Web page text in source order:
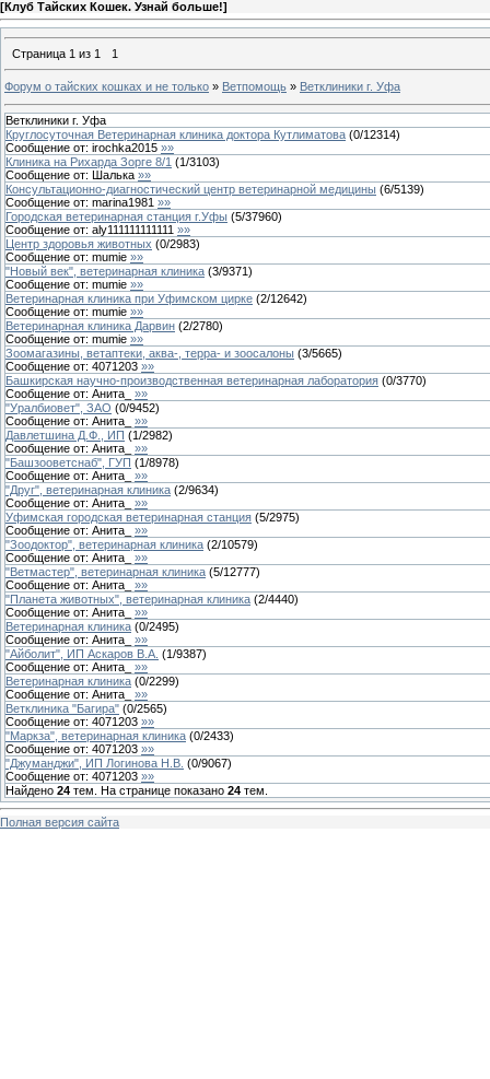
[Клуб Тайских Кошек. Узнай больше!]
Страница 1 из 1 1
Форум о тайских кошках и не только » Ветпомощь » Ветклиники г. Уфа
Ветклиники г. Уфа
Круглосуточная Ветеринарная клиника доктора Кутлиматова (0/12314)
Сообщение от: irochka2015 »»
Клиника на Рихарда Зорге 8/1 (1/3103)
Сообщение от: Шалька »»
Консультационно-диагностический центр ветеринарной медицины (6/5139)
Сообщение от: marina1981 »»
Городская ветеринарная станция г.Уфы (5/37960)
Сообщение от: aly111111111111 »»
Центр здоровья животных (0/2983)
Сообщение от: mumie »»
"Новый век", ветеринарная клиника (3/9371)
Сообщение от: mumie »»
Ветеринарная клиника при Уфимском цирке (2/12642)
Сообщение от: mumie »»
Ветеринарная клиника Дарвин (2/2780)
Сообщение от: mumie »»
Зоомагазины, ветаптеки, аква-, терра- и зоосалоны (3/5665)
Сообщение от: 4071203 »»
Башкирская научно-производственная ветеринарная лаборатория (0/3770)
Сообщение от: Анита_
»»
"Уралбиовет", ЗАО (0/9452)
Сообщение от: Анита_
»»
Давлетшина Д.Ф., ИП (1/2982)
Сообщение от: Анита_
»»
"Башзооветснаб", ГУП (1/8978)
Сообщение от: Анита_
»»
"Друг", ветеринарная клиника (2/9634)
Сообщение от: Анита_
»»
Уфимская городская ветеринарная станция (5/2975)
Сообщение от: Анита_
»»
"Зоодоктор", ветеринарная клиника (2/10579)
Сообщение от: Анита_
»»
"Ветмастер", ветеринарная клиника (5/12777)
Сообщение от: Анита_
»»
"Планета животных", ветеринарная клиника (2/4440)
Сообщение от: Анита_
»»
Ветеринарная клиника (0/2495)
Сообщение от: Анита_
»»
"Айболит", ИП Аскаров В.А. (1/9387)
Сообщение от: Анита_
»»
Ветеринарная клиника (0/2299)
Сообщение от: Анита_
»»
Ветклиника "Багира" (0/2565)
Сообщение от: 4071203 »»
"Маркза", ветеринарная клиника (0/2433)
Сообщение от: 4071203 »»
"Джуманджи", ИП Логинова Н.В. (0/9067)
Сообщение от: 4071203 »»
Найдено 24 тем. На странице показано 24 тем.
Полная версия сайта